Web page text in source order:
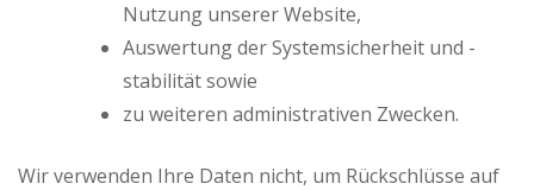
Nutzung unserer Website,
Auswertung der Systemsicherheit und -
stabilität sowie
zu weiteren administrativen Zwecken.
Wir verwenden Ihre Daten nicht, um Rückschlüsse auf